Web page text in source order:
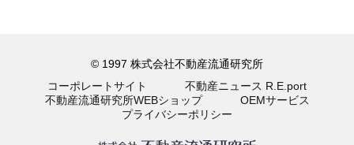
© 1997 株式会社不動産流通研究所
コーポレートサイト
不動産ニュース R.E.port
不動産流通研究所WEBショップ
OEMサービス
プライバシーポリシー